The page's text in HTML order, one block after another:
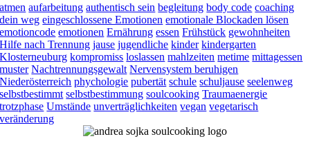
atmen aufarbeitung authentisch sein begleitung body code coaching
dein weg eingeschlossene Emotionen emotionale Blockaden lösen
emotioncode emotionen Ernährung essen Frühstück gewohnheiten
Hilfe nach Trennung jause jugendliche kinder kindergarten
Klosterneuburg kompromiss loslassen mahlzeiten metime mittagessen
muster Nachtrennungsgewalt Nervensystem beruhigen
Niederösterreich phychologie pubertät schule schuljause seelenweg
selbstbestimmt selbstbestimmung soulcooking Traumaenergie
trotzphase Umstände unverträglichkeiten vegan vegetarisch
veränderung